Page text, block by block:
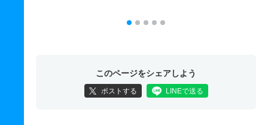
このページをシェアしよう
ポストする LINEで送る